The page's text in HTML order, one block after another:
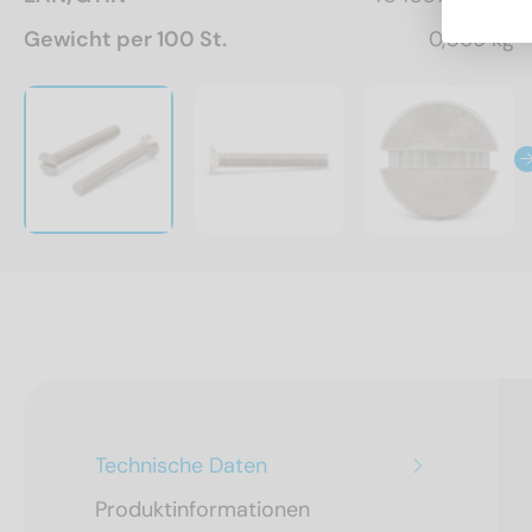
Gewicht per 100 St.
0,069 kg
Technische Daten
Produktinformationen